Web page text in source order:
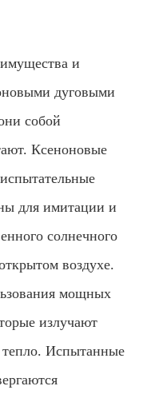
и
дуговыми
собой
Ксеноновые
для имитации и
солнечного
воздухе.
мощных
излучают
Испытанные